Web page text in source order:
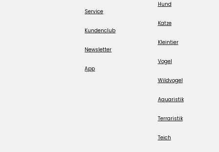
Service
Kundenclub
Newsletter
App
Hund
Katze
Kleintier
Vogel
Wildvogel
Aquaristik
Terraristik
Teich